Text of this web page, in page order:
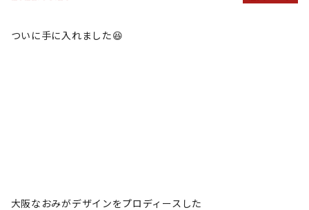
ついに手に入れました😆
大阪なおみがデザインをプロディースした